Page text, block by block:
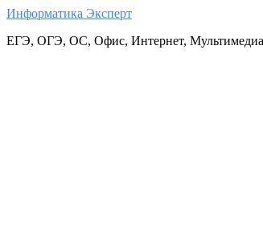
Информатика Эксперт
ЕГЭ, ОГЭ, ОС, Офис, Интернет,